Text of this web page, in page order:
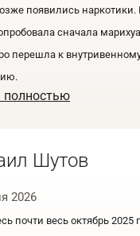
появились наркотики.
сначала
перешла к
полностью
Шутов
2026
почти весь октябрь 2025